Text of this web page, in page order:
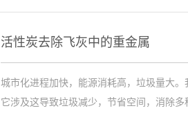
活性炭去除飞灰中的重金属
城市化进程加快，能源消耗高，垃圾量大
它涉及这导致垃圾减少，节省空间，消除多